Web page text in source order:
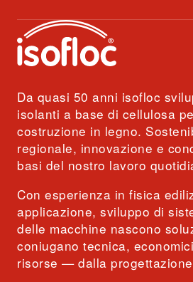
Da quasi 50 anni isofloc
isolanti a base di cellulosa
costruzione in legno.
regionale, innovazione e
basi del nostro lavoro
Con esperienza in fisica
applicazione, sviluppo di
delle macchine nascono
coniugano tecnica,
risorse — dalla